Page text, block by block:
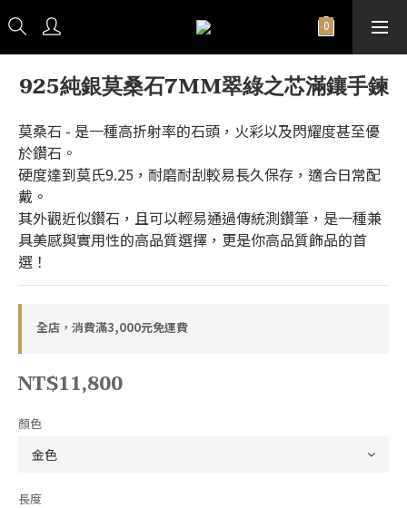
925純銀莫桑石7MM翠綠之芯滿鑲手鍊
莫桑石 - 是一種高折射率的石頭，火彩以及閃耀度甚至優
於鑽石。
硬度達到莫氏9.25，耐磨耐刮較易長久保存，適合日常配
戴。
其外觀近似鑽石，且可以輕易通過傳統測鑽筆，是一種兼
具美感與實用性的高品質選擇，更是你高品質飾品的首
選！
全店，消費滿3,000元免運費
NT$11,800
顏色
長度